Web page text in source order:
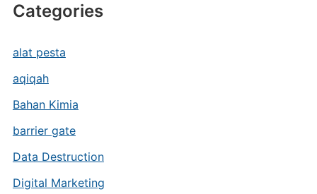
Categories
alat pesta
aqiqah
Bahan Kimia
barrier gate
Data Destruction
Digital Marketing